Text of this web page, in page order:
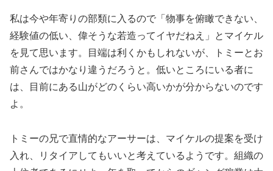
私は今や年寄りの部類に入るので「物事を俯瞰できない、
経験値の低い、偉そうな若造ってイヤだねえ」とマイケル
を見て思います。目端は利くかもしれないが、トミーとお
前さんではかなり違うだろうと。低いところにいる者に
は、目前にある山がどのくらい高いかが分からないのです
よ。
トミーの兄で直情的なアーサーは、マイケルの提案を受け
入れ、リタイアしてもいいと考えているようです。組織の